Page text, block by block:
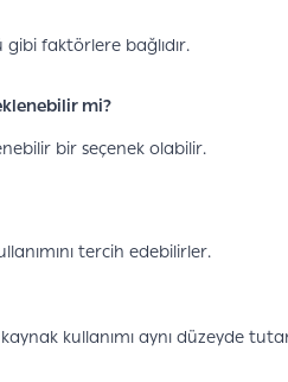
faktörlere bağlıdır.
mi?
bir seçenek olabilir.
tercih edebilirler.
kullanımı aynı düzeyde